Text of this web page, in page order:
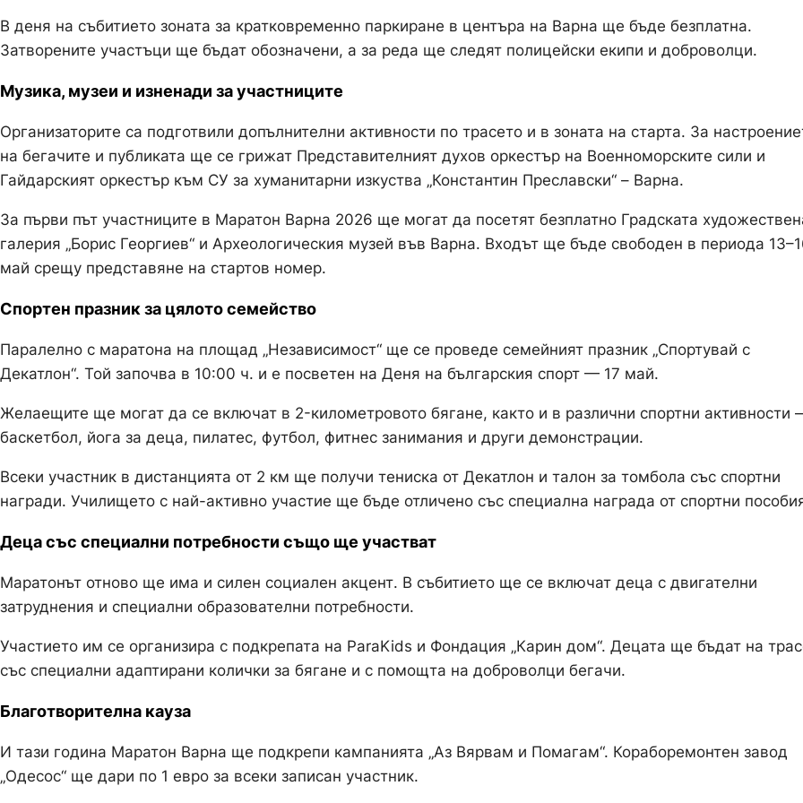
В деня на събитието зоната за кратковременно паркиране в центъра на Варна ще бъде безплатна.
Затворените участъци ще бъдат обозначени, а за реда ще следят полицейски екипи и доброволци.
Музика, музеи и изненади за участниците
Организаторите са подготвили допълнителни активности по трасето и в зоната на старта. За
на бегачите и публиката ще се грижат Представителният духов оркестър на Военноморските сили и
Гайдарският оркестър към СУ за хуманитарни изкуства „Константин Преславски“ – Варна.
За първи път участниците в Маратон Варна 2026 ще могат да посетят безплатно Градската
галерия „Борис Георгиев“ и Археологическия музей във Варна. Входът ще бъде свободен в периода
май срещу представяне на стартов номер.
Спортен празник за цялото семейство
Паралелно с маратона на площад „Независимост“ ще се проведе семейният празник „Спортувай с
Декатлон“. Той започва в 10:00 ч. и е посветен на Деня на българския спорт — 17 май.
Желаещите ще могат да се включат в 2-километровото бягане, както и в различни спортни активности
баскетбол, йога за деца, пилатес, футбол, фитнес занимания и други демонстрации.
Всеки участник в дистанцията от 2 км ще получи тениска от Декатлон и талон за томбола със спортни
награди. Училището с най-активно участие ще бъде отличено със специална награда от спортни
Деца със специални потребности също ще участват
Маратонът отново ще има и силен социален акцент. В събитието ще се включат деца с двигателни
затруднения и специални образователни потребности.
Участието им се организира с подкрепата на ParaKids и Фондация „Карин дом“. Децата ще бъдат на
със специални адаптирани колички за бягане и с помощта на доброволци бегачи.
Благотворителна кауза
И тази година Маратон Варна ще подкрепи кампанията „Аз Вярвам и Помагам“. Кораборемонтен завод
„Одесос“ ще дари по 1 евро за всеки записан участник.